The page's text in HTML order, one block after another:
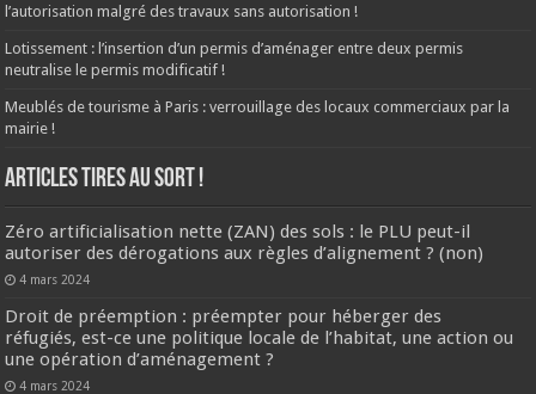
l’autorisation malgré des travaux sans autorisation !
Lotissement : l’insertion d’un permis d’aménager entre deux permis
neutralise le permis modificatif !
Meublés de tourisme à Paris : verrouillage des locaux commerciaux par la
mairie !
ARTICLES TIRES AU SORT !
Zéro artificialisation nette (ZAN) des sols : le PLU peut-il
autoriser des dérogations aux règles d’alignement ? (non)
4 mars 2024
Droit de préemption : préempter pour héberger des
réfugiés, est-ce une politique locale de l’habitat, une action ou
une opération d’aménagement ?
4 mars 2024